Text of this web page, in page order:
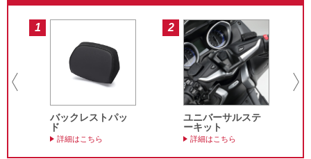
1
バックレストパッ
ド
詳細はこちら
2
ユニバーサルステ
ーキット
詳細はこちら